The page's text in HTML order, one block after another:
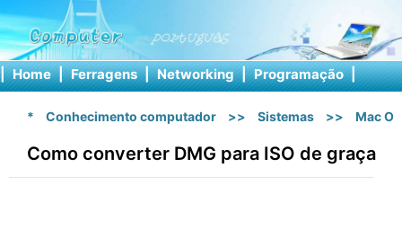
| Home | Ferragens | Networking | Programação |
* Conhecimento computador >> Sistemas >> Mac OS
Como converter DMG para ISO de graça